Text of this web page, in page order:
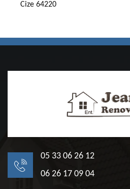
Cize 64220
05 33 06 26 12
06 26 17 09 04